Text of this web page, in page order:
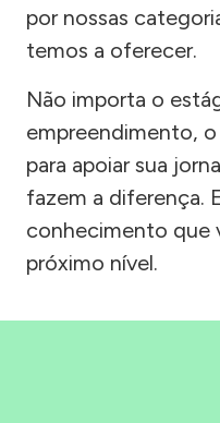
por nossas
temos a oferecer.
Não importa o
empreendimento,
para apoiar sua
fazem a diferença.
conhecimento que
próximo nível.